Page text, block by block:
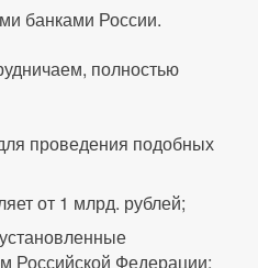
банками России.
полностью
проведения подобных
от 1 млрд. рублей;
Российской Федерации;